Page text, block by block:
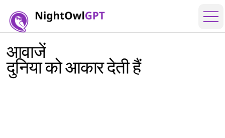
आवाजें
दुनिया को आकार देती हैं